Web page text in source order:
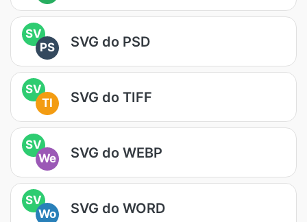
SV
PS
SVG do PSD
SV
TI
SVG do TIFF
SV
We
SVG do WEBP
SV
Wo
SVG do WORD